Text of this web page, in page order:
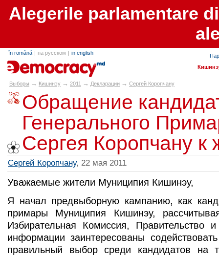
Alegerile parlamentare
în română | на русском | in english
alegeri.md
Выборы → Кишинэу → 2011 → Декларации → Сергей Коропчану
Обращение
Генерального
Сергея Коропчану
Сергей Коропчану, 22 мая 2011
Уважаемые жители Муниципия Кишинэу,
Я начал предвыборную кампанию, как
примары Муниципия Кишинэу,
Избирательная Комиссия, Правительство
информации заинтересованы
правильный выбор среди кандидатов на